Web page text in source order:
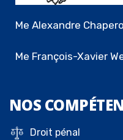
Me Alexandre
Me François-Xavier
NOS
Droit pénal